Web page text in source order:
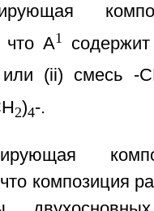
что A1
(ii) смесь -
2)4-.
композиция